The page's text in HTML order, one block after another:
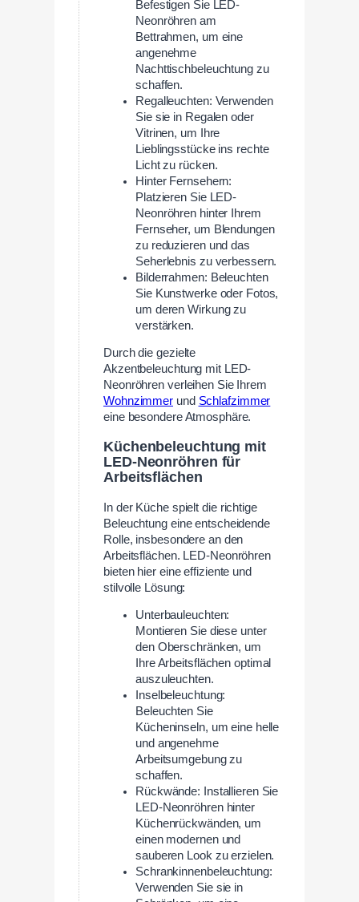
Befestigen Sie LED-
Neonröhren am
Bettrahmen, um eine
angenehme
Nachttischbeleuchtung zu
schaffen.
Regalleuchten: Verwenden
Sie sie in Regalen oder
Vitrinen, um Ihre
Lieblingsstücke ins rechte
Licht zu rücken.
Hinter Fernsehern:
Platzieren Sie LED-
Neonröhren hinter Ihrem
Fernseher, um Blendungen
zu reduzieren und das
Seherlebnis zu verbessern.
Bilderrahmen: Beleuchten
Sie Kunstwerke oder Fotos,
um deren Wirkung zu
verstärken.
Durch die gezielte
Akzentbeleuchtung mit LED-
Neonröhren verleihen Sie Ihrem
Wohnzimmer und Schlafzimmer
eine besondere Atmosphäre.
Küchenbeleuchtung mit
LED-Neonröhren für
Arbeitsflächen
In der Küche spielt die richtige
Beleuchtung eine entscheidende
Rolle, insbesondere an den
Arbeitsflächen. LED-Neonröhren
bieten hier eine effiziente und
stilvolle Lösung:
Unterbauleuchten:
Montieren Sie diese unter
den Oberschränken, um
Ihre Arbeitsflächen optimal
auszuleuchten.
Inselbeleuchtung:
Beleuchten Sie
Kücheninseln, um eine helle
und angenehme
Arbeitsumgebung zu
schaffen.
Rückwände: Installieren Sie
LED-Neonröhren hinter
Küchenrückwänden, um
einen modernen und
sauberen Look zu erzielen.
Schrankinnenbeleuchtung:
Verwenden Sie sie in